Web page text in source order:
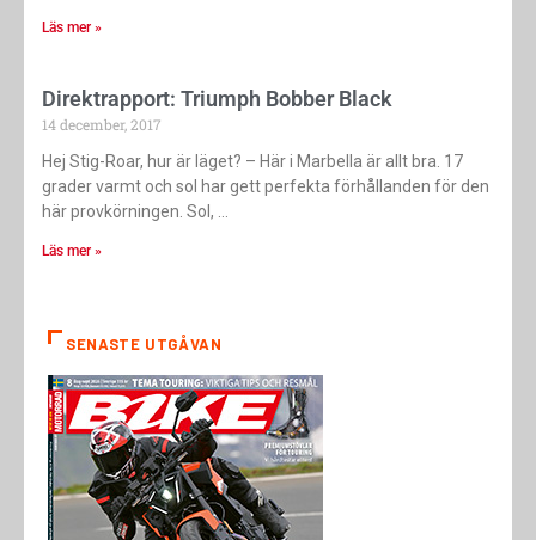
Läs mer »
Direktrapport: Triumph Bobber Black
14 december, 2017
Hej Stig-Roar, hur är läget? – Här i Marbella är allt bra. 17
grader varmt och sol har gett perfekta förhållanden för den
här provkörningen. Sol,
Läs mer »
SENASTE UTGÅVAN